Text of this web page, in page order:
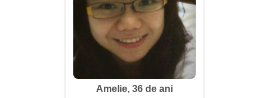
Amelie, 36 de ani